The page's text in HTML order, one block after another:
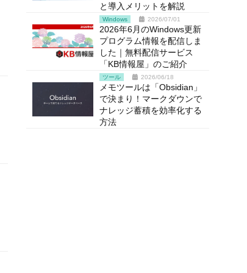
と導入メリットを解説
Windows 2026/07/01
2026年6月のWindows更新
プログラム情報を配信しま
した｜無料配信サービス
「KB情報屋」のご紹介
ツール 2026/06/18
メモツールは「Obsidian」
で決まり！マークダウンで
ナレッジ蓄積を効率化する
方法